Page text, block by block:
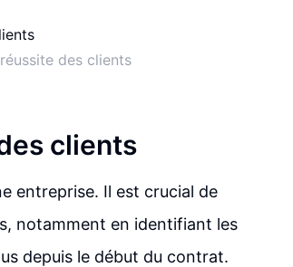
des clients
clients
entreprise. Il est crucial de
notamment en identifiant les
depuis le début du contrat.